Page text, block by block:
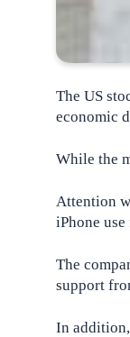
The US
economic
While the
Attention
iPhone
The
support
In